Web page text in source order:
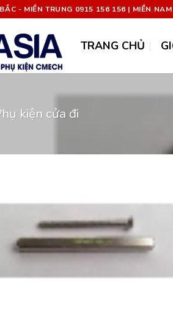
- MIỀN TRUNG 0915 156 156 | MIỀN
TRANG CHỦ
kiện cửa đi